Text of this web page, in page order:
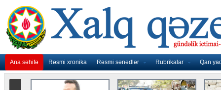
Ana səhifə Rəsmi xronika Rəsmi sənədlər Rubrikalar Qan